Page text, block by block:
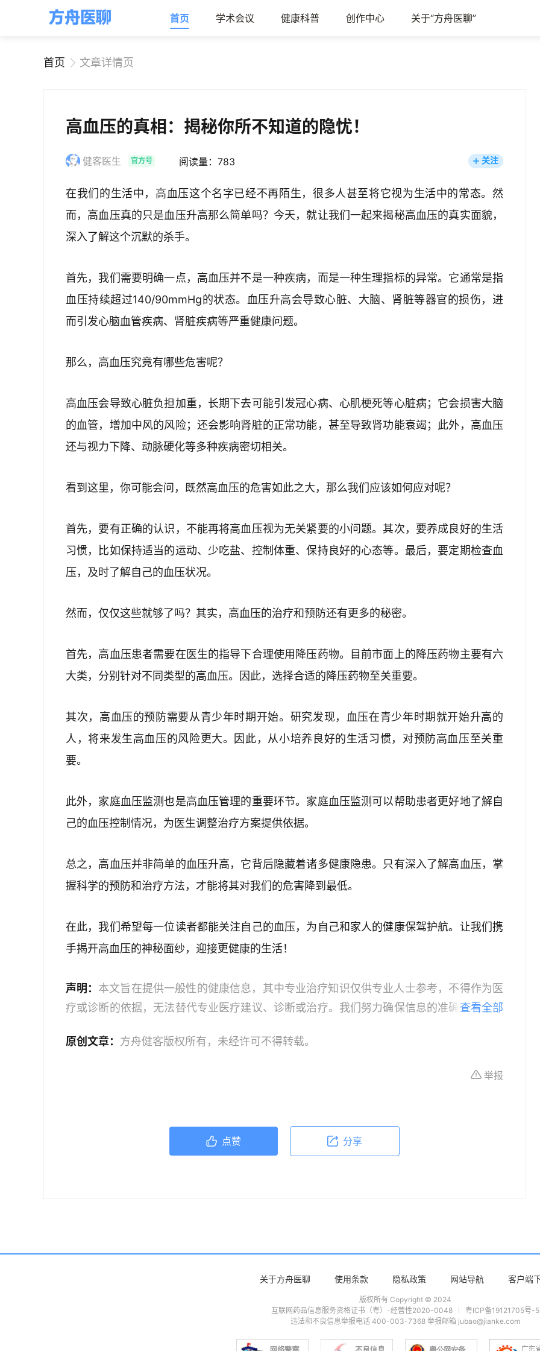
首页 学术会议 健康科普 创作中心 关于“方舟医聊”
首页 文章详情页
高血压的真相：揭秘你所不知道的隐忧！
健客医生 官方号 阅读量：783 关注
在我们的生活中，高血压这个名字已经不再陌生，很多人甚至将它视为生活中的常态。然
而，高血压真的只是血压升高那么简单吗？今天，就让我们一起来揭秘高血压的真实面貌，
深入了解这个沉默的杀手。
首先，我们需要明确一点，高血压并不是一种疾病，而是一种生理指标的异常。它通常是指
血压持续超过140/90mmHg的状态。血压升高会导致心脏、大脑、肾脏等器官的损伤，进
而引发心脑血管疾病、肾脏疾病等严重健康问题。
那么，高血压究竟有哪些危害呢？
高血压会导致心脏负担加重，长期下去可能引发冠心病、心肌梗死等心脏病；它会损害大脑
的血管，增加中风的风险；还会影响肾脏的正常功能，甚至导致肾功能衰竭；此外，高血压
还与视力下降、动脉硬化等多种疾病密切相关。
看到这里，你可能会问，既然高血压的危害如此之大，那么我们应该如何应对呢？
首先，要有正确的认识，不能再将高血压视为无关紧要的小问题。其次，要养成良好的生活
习惯，比如保持适当的运动、少吃盐、控制体重、保持良好的心态等。最后，要定期检查血
压，及时了解自己的血压状况。
然而，仅仅这些就够了吗？其实，高血压的治疗和预防还有更多的秘密。
首先，高血压患者需要在医生的指导下合理使用降压药物。目前市面上的降压药物主要有六
大类，分别针对不同类型的高血压。因此，选择合适的降压药物至关重要。
其次，高血压的预防需要从青少年时期开始。研究发现，血压在青少年时期就开始升高的
人，将来发生高血压的风险更大。因此，从小培养良好的生活习惯，对预防高血压至关重
要。
此外，家庭血压监测也是高血压管理的重要环节。家庭血压监测可以帮助患者更好地了解自
己的血压控制情况，为医生调整治疗方案提供依据。
总之，高血压并非简单的血压升高，它背后隐藏着诸多健康隐患。只有深入了解高血压，掌
握科学的预防和治疗方法，才能将其对我们的危害降到最低。
在此，我们希望每一位读者都能关注自己的血压，为自己和家人的健康保驾护航。让我们携
手揭开高血压的神秘面纱，迎接更健康的生活！
声明： 本文旨在提供一般性的健康信息，其中专业治疗知识仅供专业人士参考，不得作为医
疗或诊断的依据，无法替代专业医疗建议、诊断或治疗。我们努力确保信息的准确性，但本
策时，应咨询合格的医疗专业人员。对于依据本文内容采取的任何行动，本文作者、出版方
查看全部
原创文章： 方舟健客版权所有，未经许可不得转载。
举报
点赞 分享
关于方舟医聊 使用条款 隐私政策 网站导航 客户端
版权所有 Copyright © 2024
互联网药品信息服务资格证书（粤）-经营性2020-0048
粤ICP备19121705号-5
违法和不良信息举报电话 400-003-7368 举报邮箱 jubao@jianke.com